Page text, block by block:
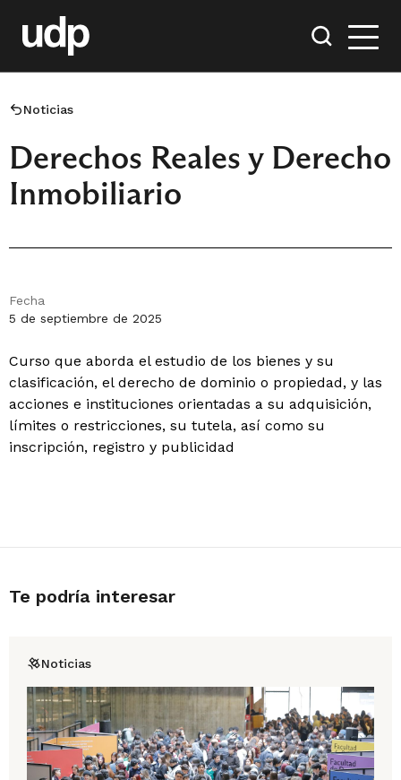
Noticias
Derechos Reales y Derecho
Inmobiliario
Fecha
5 de septiembre de 2025
Curso que aborda el estudio de los bienes y su
clasificación, el derecho de dominio o propiedad, y las
acciones e instituciones orientadas a su adquisición,
límites o restricciones, su tutela, así como su
inscripción, registro y publicidad
Te podría interesar
Noticias